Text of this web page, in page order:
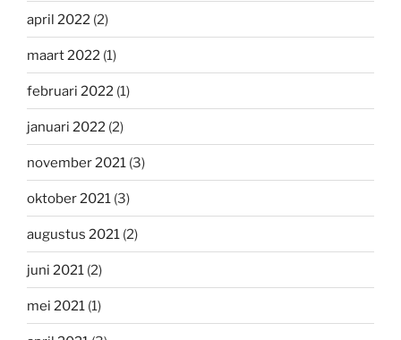
april 2022 (2)
maart 2022 (1)
februari 2022 (1)
januari 2022 (2)
november 2021 (3)
oktober 2021 (3)
augustus 2021 (2)
juni 2021 (2)
mei 2021 (1)